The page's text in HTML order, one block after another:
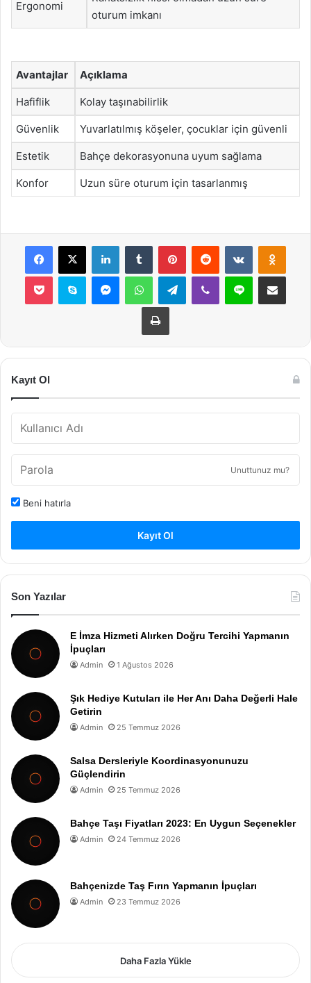
Ergonomi
oturum imkanı
Avantajlar Açıklama
Hafiflik Kolay taşınabilirlik
Güvenlik Yuvarlatılmış köşeler, çocuklar için güvenli
Estetik Bahçe dekorasyonuna uyum sağlama
Konfor Uzun süre oturum için tasarlanmış
Facebook
X LinkedInTumblr PinterestReddit VKontakte
Pocket Skype MessengerWhatsAppTelegramViber Line E-Posta ile
Yazdır
Kayıt Ol
Unuttunuz mu?
Beni hatırla
Kayıt Ol
Son Yazılar
E İmza Hizmeti Alırken Doğru Tercihi Yapmanın
İpuçları
Admin 1 Ağustos 2026
Şık Hediye Kutuları ile Her Anı Daha Değerli Hale
Getirin
Admin 25 Temmuz 2026
Salsa Dersleriyle Koordinasyonunuzu
Güçlendirin
Admin 25 Temmuz 2026
Bahçe Taşı Fiyatları 2023: En Uygun Seçenekler
Admin 24 Temmuz 2026
Bahçenizde Taş Fırın Yapmanın İpuçları
Admin 23 Temmuz 2026
Daha Fazla Yükle